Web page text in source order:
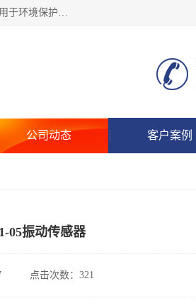
北京鸿泰顺达科技有限公司主要经营电子产品、机械设备、通讯设备、五金、交电等电子机械类产品；产品广泛应用于环境保护、石油化工、电力电子、冶金建筑、煤炭、农业、卫生防疫、教育科研等行业。并成功的与各地环境监测站、污水处理厂、卷烟厂、电厂、高校、科学院所、卫生防疫部门、煤矿、石化厂等用户建立了密切的合作关系。
公司动态 客户案例
05振动传感器
点击次数：321